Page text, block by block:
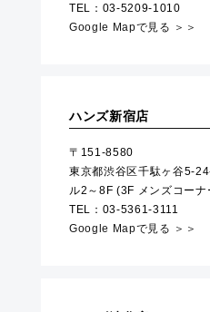
TEL：03-5209-1010
Google Mapで見る ＞＞
ハンズ新宿店
〒151-8580
東京都渋谷区千駄ヶ谷5-
ル2～8F (3F メンズコーナ
TEL：03-5361-3111
Google Mapで見る ＞＞